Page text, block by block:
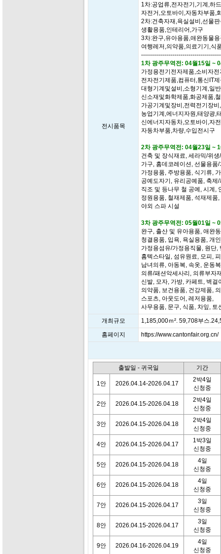
전시품목
1차:공업류,전자전기,기계,하
자전거,오토바이,자동차부품,
2차:건축자재,욕실설비,선물
생활용품,인테리어,가구
3차:완구,유아용품,애완동물
여행레저,의약품,의료기기,식
1차 광주무역전: 04월15일 ~
가정용전기전자제품,소비자
전자전기제품,컴퓨터,통신IT
대형기계및설비,소형기계,일
신소재및화학제품,화공제품,
가공기계및장비,전력전기장
농업기계,에너지자원,태양광,
신에너지자동차,오토바이,자
자동차부품,차량,수입전시구
2차 광주무역전: 04월23일 ~
건축 및 장식재료, 세라믹/위
가구, 홈데코레이션, 선물용품
가정용품, 주방용품, 식기류,
공예도자기, 유리공예품, 축제
직조 및 등나무 철 공예, 시계,
정원용품, 철재제품, 석재제품,
야외 스파 시설
3차 광주무역전: 05월01일 ~
완구, 출산 및 유아용품, 애완
청결용품, 입욕, 욕실용품, 개
가정용섬유/가정용직물, 원단,
홈텍스타일, 섬유원료, 모피,
남녀의류, 아동복, 속옷, 운동
의류/패션악세사리, 의류부자
신발, 모자, 가방, 카페트, 벽걸
의약품, 보건용품, 건강제품,
스포츠, 아웃도어, 레저용품,
사무용품, 문구, 식품, 차잎, 토
개최규모
1,185,000ｍ². 59,708부스
홈페이지
https://www.cantonfair.org.cn/
출발일 - 귀국일 기간
1안 2026.04.14-2026.04.17
2박4일
신청중
2안 2026.04.15-2026.04.18
2박4일
신청중
3안 2026.04.15-2026.04.18
2박4일
신청중
4안 2026.04.15-2026.04.17
1박3일
신청중
5안 2026.04.15-2026.04.18
4일
신청중
6안 2026.04.15-2026.04.18
4일
신청중
7안 2026.04.15-2026.04.17
3일
신청중
8안 2026.04.15-2026.04.17
3일
신청중
9안 2026.04.16-2026.04.19
4일
신청중